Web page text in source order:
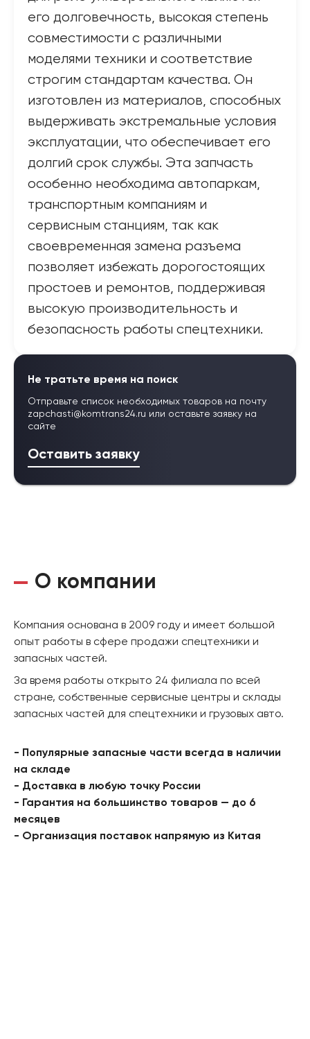
его долговечность, высокая степень
совместимости с различными
моделями техники и соответствие
строгим стандартам качества. Он
изготовлен из материалов, способных
выдерживать экстремальные условия
эксплуатации, что обеспечивает его
долгий срок службы. Эта запчасть
особенно необходима автопаркам,
транспортным компаниям и
сервисным станциям, так как
своевременная замена разъема
позволяет избежать дорогостоящих
простоев и ремонтов, поддерживая
высокую производительность и
безопасность работы спецтехники.
Не тратьте время на поиск
Отправьте список необходимых товаров на почту
zapchasti@komtrans24.ru или оставьте заявку на
сайте
Оставить заявку
О компании
Компания основана в 2009 году и имеет большой
опыт работы в сфере продажи спецтехники и
запасных частей.
За время работы открыто 24 филиала по всей
стране, собственные сервисные центры и склады
запасных частей для спецтехники и грузовых авто.
- Популярные запасные части всегда в наличии
на складе
- Доставка в любую точку России
- Гарантия на большинство товаров — до 6
месяцев
- Организация поставок напрямую из Китая